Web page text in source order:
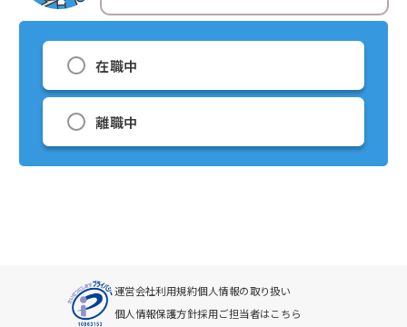
在職中
離職中
運営会社利用規約個人情報の取り扱い
個人情報保護方針採用ご担当者はこちら